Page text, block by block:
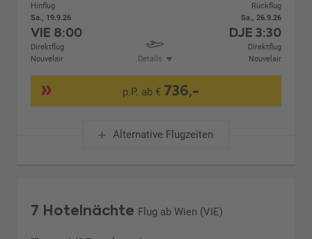
Hinflug
Sa., 19.9.26
VIE 8:00
Direktflug
Nouvelair
Details
Rückflug
Sa., 26.9.26
DJE 3:30
Direktflug
Nouvelair
p.P. ab € 736,-
Alternative Flugzeiten
7 Hotelnächte Flug ab Wien (VIE)